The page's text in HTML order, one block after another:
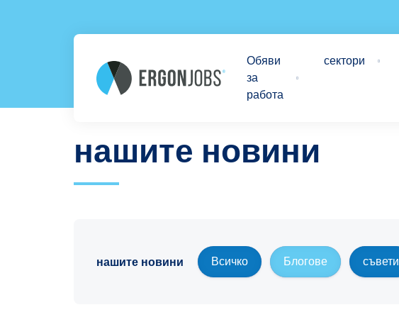
Обяви
за
работа
сектори
нашите новини
нашите новини Всичко Блогове съвети